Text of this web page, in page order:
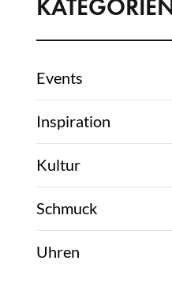
KATEGORIEN
Events
Inspiration
Kultur
Schmuck
Uhren